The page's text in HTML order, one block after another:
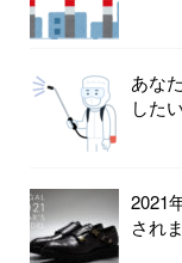
あな
した
2021
され